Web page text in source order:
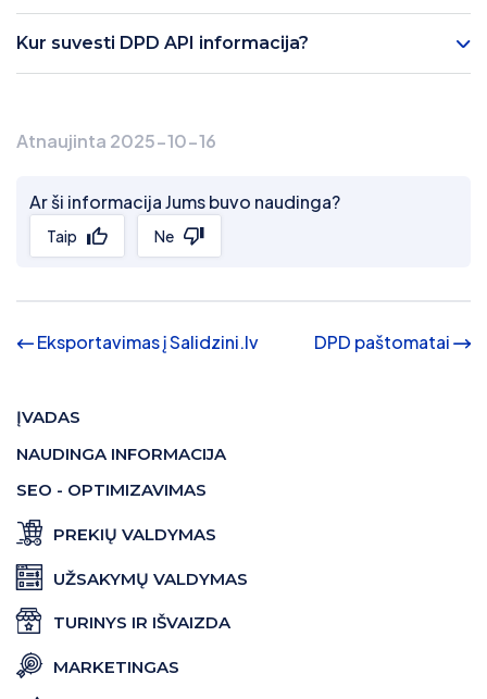
Kur suvesti DPD API informacija?
Atnaujinta 2025-10-16
Ar ši informacija Jums buvo naudinga?
Taip Ne
Eksportavimas į Salidzini.lv DPD paštomatai
ĮVADAS
NAUDINGA INFORMACIJA
SEO - OPTIMIZAVIMAS
PREKIŲ VALDYMAS
UŽSAKYMŲ VALDYMAS
TURINYS IR IŠVAIZDA
MARKETINGAS